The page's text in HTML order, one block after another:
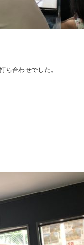
ち合わせでした。